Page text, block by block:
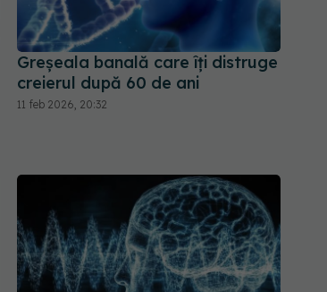
Greșeala banală care îți distruge
creierul după 60 de ani
11 feb 2026, 20:32